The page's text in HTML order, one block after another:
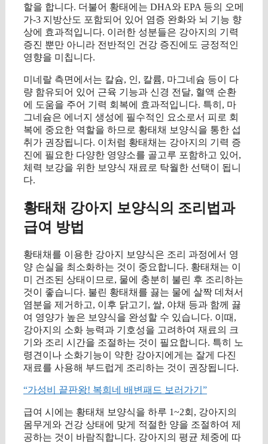
할을 합니다. 더불어 황태에는 DHA와 EPA 등의 오메
가-3 지방산도 포함되어 있어 염증 완화와 뇌 기능 향
상에 효과적입니다. 이러한 성분들은 강아지의 기력
증진 뿐만 아니라 전반적인 건강 증진에도 긍정적인
영향을 미칩니다.
미네랄 측면에서는 칼슘, 인, 칼륨, 마그네슘 등이 다
량 함유되어 있어 근육 기능과 신경 전달, 혈액 순환
에 도움을 주어 기력 회복에 효과적입니다. 특히, 마
그네슘은 에너지 생성에 필수적인 요소로서 피로 회
복에 중요한 역할을 하므로 황태채 보양식을 통한 섭
취가 권장됩니다. 이처럼 황태채는 강아지의 기력 증
진에 필요한 다양한 영양소를 골고루 포함하고 있어,
체력 보강을 위한 보양식 재료로 탁월한 선택이 됩니
다.
황태채 강아지 보양식의 조리법과
급여 방법
황태채를 이용한 강아지 보양식은 조리 과정에서 영
양 손실을 최소화하는 것이 중요합니다. 황태채는 이
미 건조된 상태이므로, 물에 충분히 불린 후 조리하는
것이 좋습니다. 불린 황태채를 끓는 물에 살짝 데쳐서
염분을 제거하고, 이후 닭고기, 쌀, 야채 등과 함께 끓
여 영양가 높은 보양식을 완성할 수 있습니다. 이때,
강아지의 소화 능력과 기호성을 고려하여 재료의 크
기와 조리 시간을 조절하는 것이 필요합니다. 특히 노
령견이나 소화기능이 약한 강아지에게는 잘게 다진
재료를 사용해 부드럽게 조리하는 것이 권장됩니다.
“가성비 끝판왕! 복희네 배변패드 보러가기”
급여 시에는 황태채 보양식을 하루 1~2회, 강아지의
몸무게와 건강 상태에 맞게 적절한 양을 조절하여 제
공하는 것이 바람직합니다. 강아지의 평균 체중에 따